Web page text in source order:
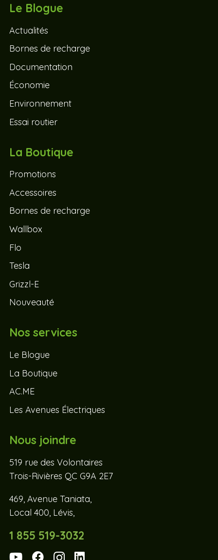
Le Blogue
Actualités
Bornes de recharge
Documentation
Économie
Environnement
Essai routier
La Boutique
Promotions
Accessoires
Bornes de recharge
Wallbox
Flo
Tesla
Grizzl-E
Nouveauté
Nos services
Le Blogue
La Boutique
AC.ME
Les Avenues Électriques
Nous joindre
519 rue des Volontaires
Trois-Rivières QC G9A 2E7
469, Avenue Taniata,
Local 400, Lévis,
1 855 519-3032